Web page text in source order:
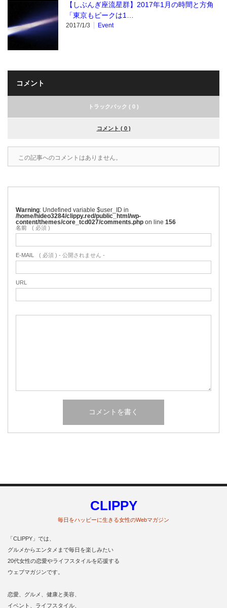
【しぶんぎ座流星群】2017年1月の時間と方角
「東京もピークは1…
2017/1/3 Event
コメント
トラックバック ( 0 )
コメント ( 0 )
この記事へのコメントはありません。
Warning : Undefined variable $user_ID in
/home/hideo3284/clippy.red/public_html/wp-
content/themes/core_tcd027/comments.php on line 156
名前 ( 必須 )
E-MAIL ( 必須 ) - 公開されません -
URL
CLIPPY
毎日をハッピーに生きる女性のWebマガジン
「CLIPPY」では、
グルメからエンタメまで毎日を楽しみたい
20代女性の恋愛やライフスタイルを応援する
ウェブマガジンです。
恋愛、グルメ、健康と美容、
イベント、ライフスタイル、